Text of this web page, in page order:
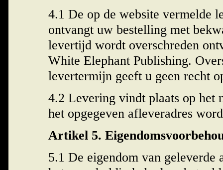
4.1 De op de website vermelde
ontvangt uw bestelling met
levertijd wordt overschreden
White Elephant Publishing.
levertermijn geeft u geen recht
4.2 Levering vindt plaats op het
het opgegeven afleveradres
Artikel 5.
5.1 De eigendom van geleverde